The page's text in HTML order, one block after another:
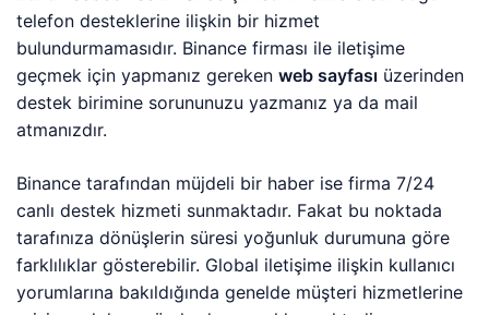
telefon desteklerine ilişkin bir hizmet
bulundurmamasıdır. Binance firması ile iletişime
geçmek için yapmanız gerekenweb sayfası üzerinden
destek birimine sorununuzu yazmanız ya da mail
atmanızdır.
Binance tarafından müjdeli bir haber ise firma 7/24
canlı destek hizmeti sunmaktadır. Fakat bu noktada
tarafınıza dönüşlerin süresi yoğunluk durumuna göre
farklılıklar gösterebilir. Global iletişime ilişkin kullanıcı
yorumlarına bakıldığında genelde müşteri hizmetlerine